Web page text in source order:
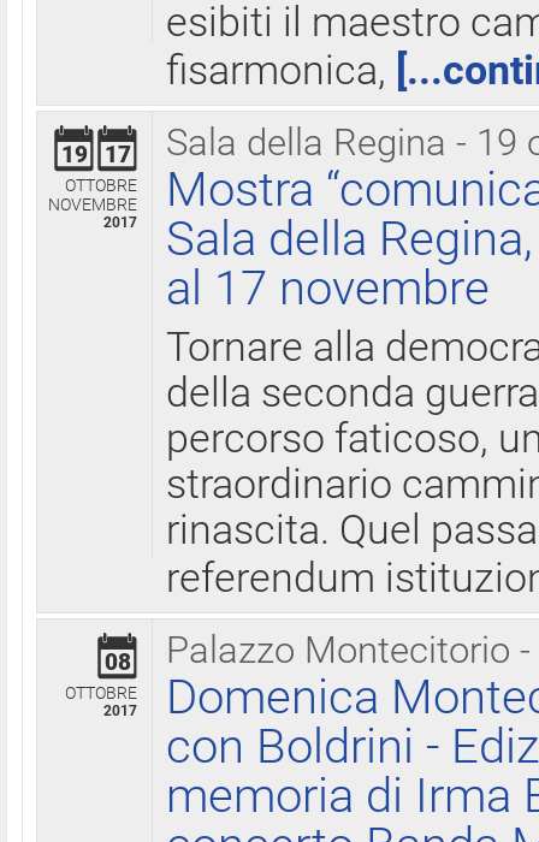
esibiti il maestro
fisarmonica,
Sala della Regina - 19
19 17
OTTOBRE
NOVEMBRE
2017
Mostra
Sala della
al 17 novembre
Tornare alla
della seconda
percorso faticoso,
straordinario
rinascita. Quel
referendum
Palazzo Montecitorio
08
OTTOBRE
2017
Domenica
con Boldrini -
memoria di Irma